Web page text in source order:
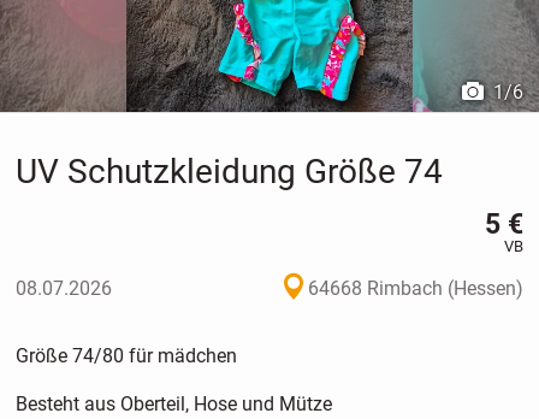
1/6
UV Schutzkleidung Größe 74
5 €
VB
08.07.2026 64668 Rimbach (Hessen)
Größe 74/80 für mädchen
Besteht aus Oberteil, Hose und Mütze